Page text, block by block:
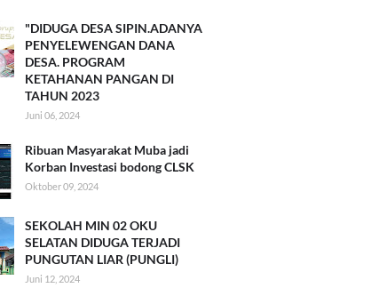
"DIDUGA DESA SIPIN.ADANYA
PENYELEWENGAN DANA
DESA. PROGRAM
KETAHANAN PANGAN DI
TAHUN 2023
Juni 06, 2024
Ribuan Masyarakat Muba jadi
Korban Investasi bodong CLSK
Oktober 09, 2024
SEKOLAH MIN 02 OKU
SELATAN DIDUGA TERJADI
PUNGUTAN LIAR (PUNGLI)
Juni 12, 2024